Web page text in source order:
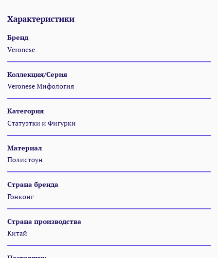
Характеристики
Бренд
Veronese
Коллекция/Серия
Veronese Мифология
Категория
Статуэтки и Фигурки
Материал
Полистоун
Страна бренда
Гонконг
Страна производства
Китай